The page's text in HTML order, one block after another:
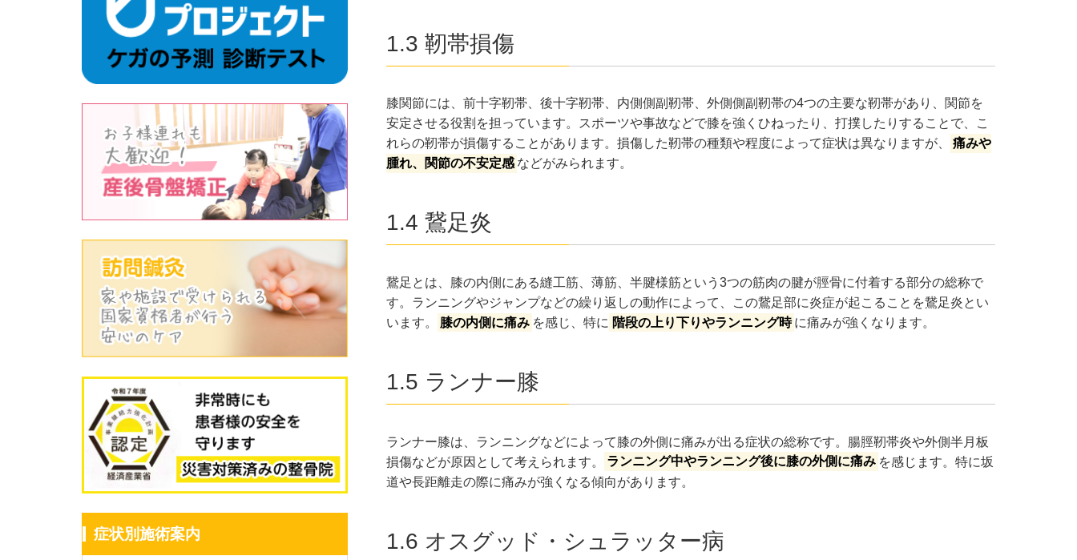
1.3 靭帯損傷
膝関節には、前十字靭帯、後十字靭帯、内側側副靭帯、外側側副靭帯の4つの主要な靭帯があり、関節を
安定させる役割を担っています。スポーツや事故などで膝を強くひねったり、打撲したりすることで、こ
れらの靭帯が損傷することがあります。損傷した靭帯の種類や程度によって症状は異なりますが、
痛みや
腫れ、関節の不安定感 などがみられます。
1.4 鵞足炎
鵞足とは、膝の内側にある縫工筋、薄筋、半腱様筋という3つの筋肉の腱が脛骨に付着する部分の総称で
す。ランニングやジャンプなどの繰り返しの動作によって、この鵞足部に炎症が起こることを鵞足炎とい
います。
膝の内側に痛み を感じ、特に 階段の上り下りやランニング時 に痛みが強くなります。
1.5 ランナー膝
ランナー膝は、ランニングなどによって膝の外側に痛みが出る症状の総称です。腸脛靭帯炎や外側半月板
損傷などが原因として考えられます。
ランニング中やランニング後に膝の外側に痛み を感じます。特に坂
道や長距離走の際に痛みが強くなる傾向があります。
1.6 オスグッド・シュラッター病
症状別施術案内